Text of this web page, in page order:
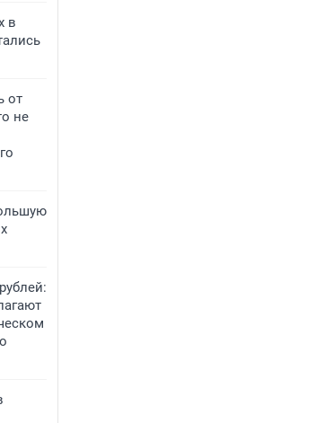
в
от
не